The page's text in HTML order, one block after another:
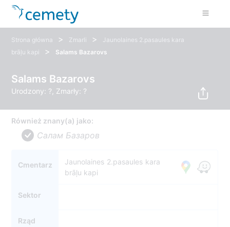
Strona główna > Zmarli >
Jaunolaines 2.pasaules kara
brāļu kapi
> Salams Bazarovs
Salams Bazarovs
Urodzony: ?, Zmarły: ?
Również znany(a) jako:
Салам Базаров
Cmentarz
Jaunolaines 2.pasaules kara
brāļu kapi
Sektor
Rząd